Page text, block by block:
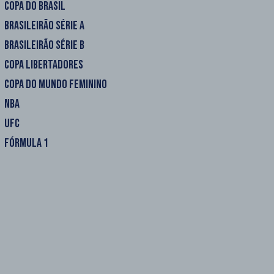
COPA DO BRASIL
BRASILEIRÃO SÉRIE A
BRASILEIRÃO SÉRIE B
COPA LIBERTADORES
COPA DO MUNDO FEMININO
NBA
UFC
FÓRMULA 1